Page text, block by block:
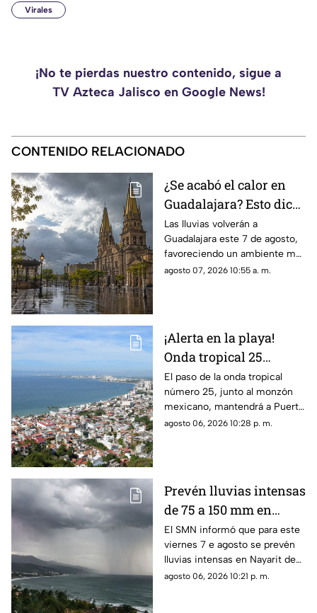
Virales
¡No te pierdas nuestro contenido, sigue a
TV Azteca Jalisco en Google News!
CONTENIDO RELACIONADO
¿Se acabó el calor en
Guadalajara? Esto dice
el pronóstico para este
7 de agosto
Las lluvias volverán a
Guadalajara este 7 de agosto,
favoreciendo un ambiente más
fresco, aunque el calor
agosto 07, 2026 10:55 a. m.
¡Alerta en la playa!
Onda tropical 25
desatará lluvias
intensas y tormentas
en Puerto Vallarta
El paso de la onda tropical
número 25, junto al monzón
mexicano, mantendrá a Puerto
Vallarta bajo un temporal de
agosto 06, 2026 10:28 p. m.
Prevén lluvias intensas
de 75 a 150 mm en
Nayarit este viernes 7
de agosto
El SMN informó que para este
viernes 7 e agosto se prevén
lluvias intensas en Nayarit de
75 a 150 mm
agosto 06, 2026 10:21 p. m.